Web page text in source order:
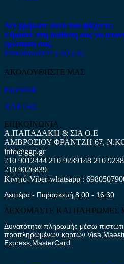
Δεν βρήκατε αυτό που ψάχνετε;
Είμαστε στη διάθεση σας να
ερώτηση σας.
Επικοινωνήστε μαζί μας
ΑΚΟΛΟΥΘΗΣΤΕ ΜΑΣ
Facebook
ΧΑΡΤΗΣ
ΕΠΙΚΟΙΝΩΝΙΑ
Α.ΠΑΠΑΔΑΚΗ & ΣΙΑ Ο.Ε
ΑΜΒΡΟΣΙΟΥ ΦΡΑΝΤΖΗ 67,
info@ggp.gr
210 9012444 210 9239148 210
210 9026839
Κινητό-Viber-whatsapp :
Δευτέρα - Παρασκευή 8:00 - 16:30
ΔΕΧΟΜΑΣΤΕ ΚΑΙ ΠΛΗΡΩΜΕΣ
Δυνατότητα πληρωμής μέσω
προπληρωμένων καρτών
Express,MasterCard.